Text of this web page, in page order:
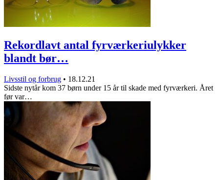
Rekordlavt antal fyrværkeriulykker
blandt bør…
Livsstil og forbrug • 18.12.21
Sidste nytår kom 37 børn under 15 år til skade med fyrværkeri. Året
før var…